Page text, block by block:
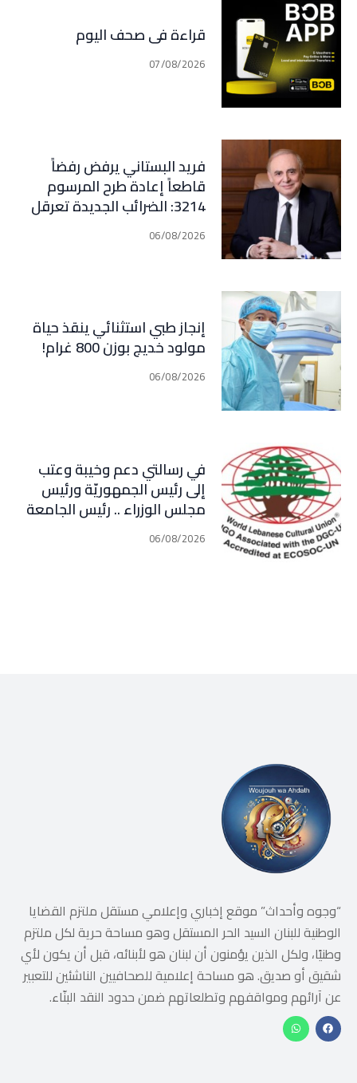
قراءة في صحف اليوم
07/08/2026
فريد البستاني يرفض رفضاً
قاطعاً إعادة طرح المرسوم
3214: الضرائب الجديدة تعرقل
التعافي الاقتصادي وتناقض
مبدأ الشراكة
06/08/2026
إنجاز طبي استثنائي ينقذ حياة
مولود خديج بوزن 800 غرام!
06/08/2026
في رسالتي دعم وخيبة وعتب
إلى رئيس الجمهوريّة ورئيس
مجلس الوزراء .. رئيس الجامعة
اللبنانية الثقافيّة في العالم
(WLCU) يؤكد دعم الدّولة06/08/2026
“وجوه وأحداث” موقع إخباري وإعلامي مستقل ملتزم القضايا
الوطنية للبنان السيد الحر المستقل وهو مساحة حرية لكل ملتزم
وطنيًا، ولكل الذين يؤمنون أن لبنان هو لأبنائه، قبل أن يكون لأي
شقيق أو صديق. هو مساحة إعلامية للصحافيين الناشئين للتعبير
عن آرائهم ومواقفهم وتطلعاتهم ضمن حدود النقد البنّاء.